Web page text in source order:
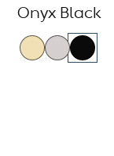
Onyx Black